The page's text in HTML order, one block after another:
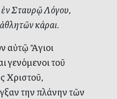
Σταυρῷ Λόγου,
κάραι.
αὐτῷ Ἅγιοι
γενόμενοι τοῦ
Χριστοῦ,
την πλάνην τῶν